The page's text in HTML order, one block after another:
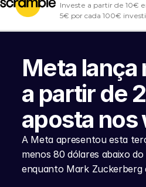
Investe a partir de 10€
5€ por cada 100€
Meta
a partir de
aposta nos
A Meta apresentou esta
menos 80 dólares abaixo
enquanto Mark